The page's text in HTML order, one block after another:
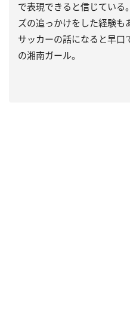
で表現できると信じている
ズの追っかけをした経験も
サッカーの話になると早口
の湘南ガール。